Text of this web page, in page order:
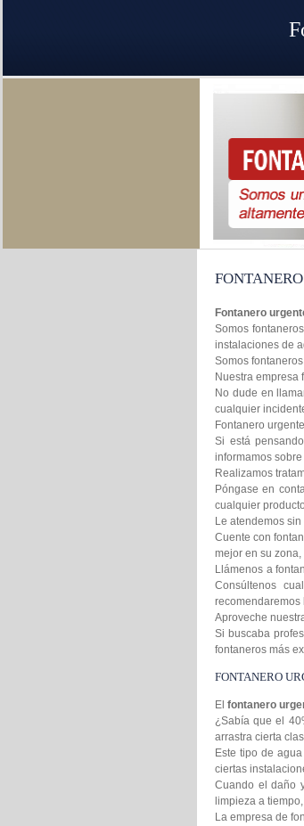
Fontanero
Somos
instalaciones de
Somos
Nuestra empresa
No dude en
cualquier
Fontanero
Si está
informamos
Realizamos
Póngase en
cualquier
Le atendemos
Cuente con
mejor en su
Llámenos a
Consúltenos
recomendaremos
Aproveche
Si buscaba
fontaneros más
FONTANERO
El fontanero
¿Sabía que el
arrastra cierta
Este tipo de
ciertas
Cuando el daño
limpieza a
La empresa de